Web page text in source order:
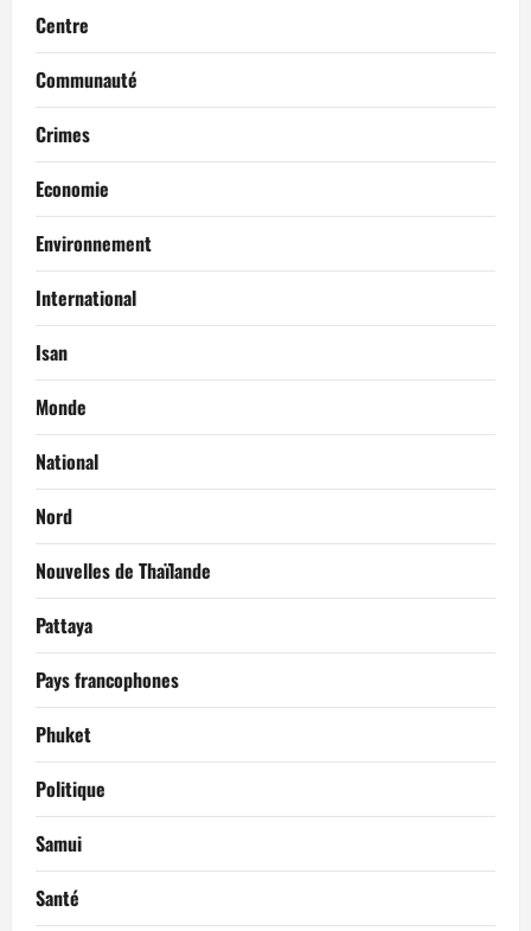
Centre
Communauté
Crimes
Economie
Environnement
International
Isan
Monde
National
Nord
Nouvelles de Thaïlande
Pattaya
Pays francophones
Phuket
Politique
Samui
Santé